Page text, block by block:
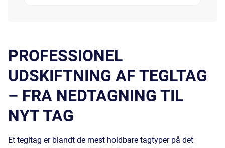
PROFESSIONEL
UDSKIFTNING AF TEGLTAG
– FRA NEDTAGNING TIL
NYT TAG
Et tegltag er blandt de mest holdbare tagtyper på det